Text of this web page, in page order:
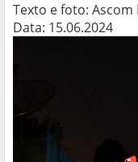
Texto e foto:
Data: 15.06.2024